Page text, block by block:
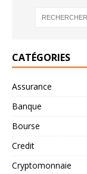
CATÉGORIES
Assurance
Banque
Bourse
Credit
Cryptomonnaie